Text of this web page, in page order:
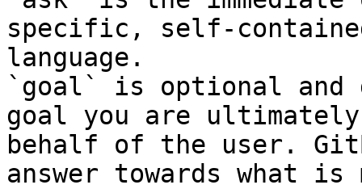
specific, self-
language.
`goal` is optional and
goal you are
behalf of the user.
answer towards what